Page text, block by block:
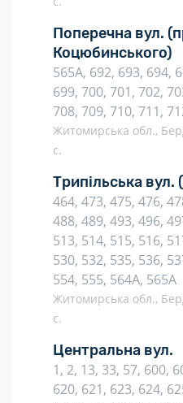
Поперечна вул.
Коцюбинського)
565А, 692, 693, 694,
699, 700, 701, 702,
708, 709, 710, 711,
Житомирська обл.,
с.
Трипільська вул.
464, 473, 475, 476,
488, 489, 493, 496,
513, 514, 515, 516,
530, 532, 535, 536,
554, 555, 564А, 565А
Житомирська обл.,
с.
Центральна вул.
1, 2, 13, 33, 57, 600,
620, 621, 623, 624,